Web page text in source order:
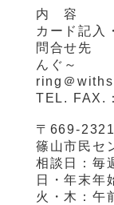
内 容
自
カード記入
問合せ先
んぐ～
ring ＠
TEL. FAX. ：
〒 669-2321
篠山市民セ
相談日：
日・年末年
火・木：午